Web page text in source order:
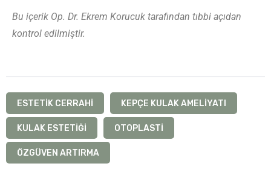
Bu içerik Op. Dr. Ekrem Korucuk tarafından tıbbi açıdan
kontrol edilmiştir.
ESTETIK CERRAHI KEPÇE KULAK AMELIYATI
KULAK ESTETIĞI OTOPLASTI
ÖZGÜVEN ARTIRMA